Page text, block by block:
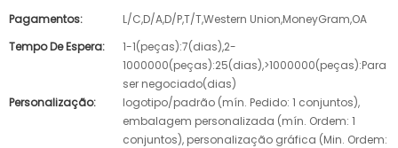
Pagamentos:
L/C,D/A,D/P,T/T,Western Union,MoneyGram,OA
Tempo De Espera:
1-1(peças):7(dias),2-
1000000(peças):25(dias),>1000000(peças):Para
ser negociado(dias)
Personalização:
logotipo/padrão (mín. Pedido: 1 conjuntos),
embalagem personalizada (mín. Ordem: 1
conjuntos), personalização gráfica (Min. Ordem: